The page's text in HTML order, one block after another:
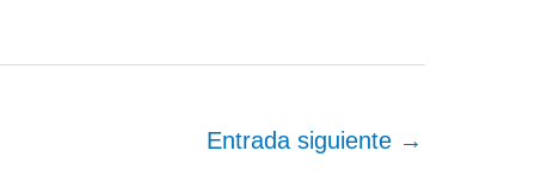
Entrada siguiente →